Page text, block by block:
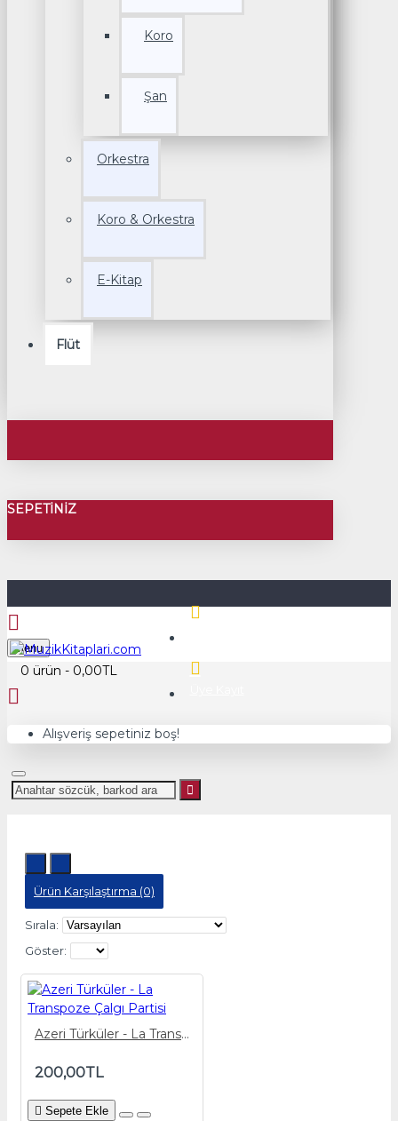
Koro
Şan
Orkestra
Koro & Orkestra
E-Kitap
Flüt
SEPETINIZ
Menu
0 ürün - 0,00TL
Alışveriş sepetiniz boş!
Ürün Karşılaştırma (0)
Sırala:
Göster:
Azeri Türküler - La Transpoze Çalgı Partisi
200,00TL
Sepete Ekle